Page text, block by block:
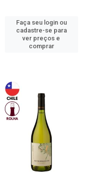
Faça seu login ou
cadastre-se para
ver preços e
comprar